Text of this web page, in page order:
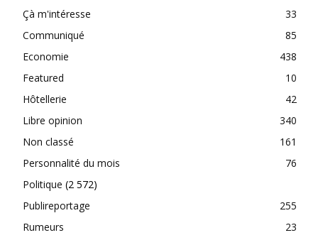
Çà m'intéresse
33
Communiqué
85
Economie
438
Featured
10
Hôtellerie
42
Libre opinion
340
Non classé
161
Personnalité du mois
76
Politique (2 572)
Publireportage
255
Rumeurs
23